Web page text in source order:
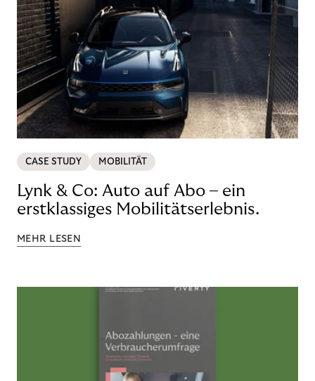
CASE STUDY MOBILITÄT
Lynk & Co: Auto auf Abo – ein
erstklassiges Mobilitätserlebnis.
MEHR LESEN